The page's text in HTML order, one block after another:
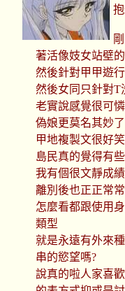
著活像妓女站壁
然後針對甲甲遊
然後女同只針對T
老實說感覺很可憐
偽娘更莫名其妙
甲地複製文很好
島民真的覺得有
我有個很文靜成
離別後也正正常
怎麼看都跟使用
類型
就是永遠有外來
串的慾望嗎?
說真的啦人家喜